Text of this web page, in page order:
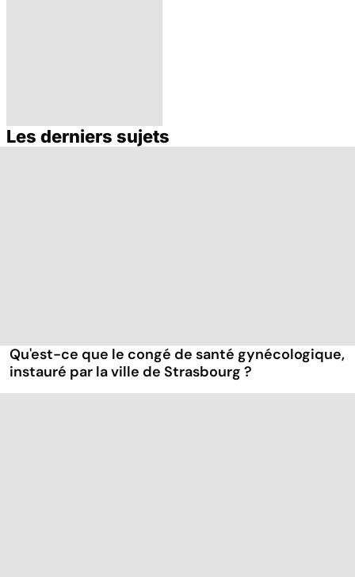
L'endométriose :
Les derniers sujets
Qu'est-ce que le congé de santé gynécologique,
instauré par la ville de Strasbourg ?